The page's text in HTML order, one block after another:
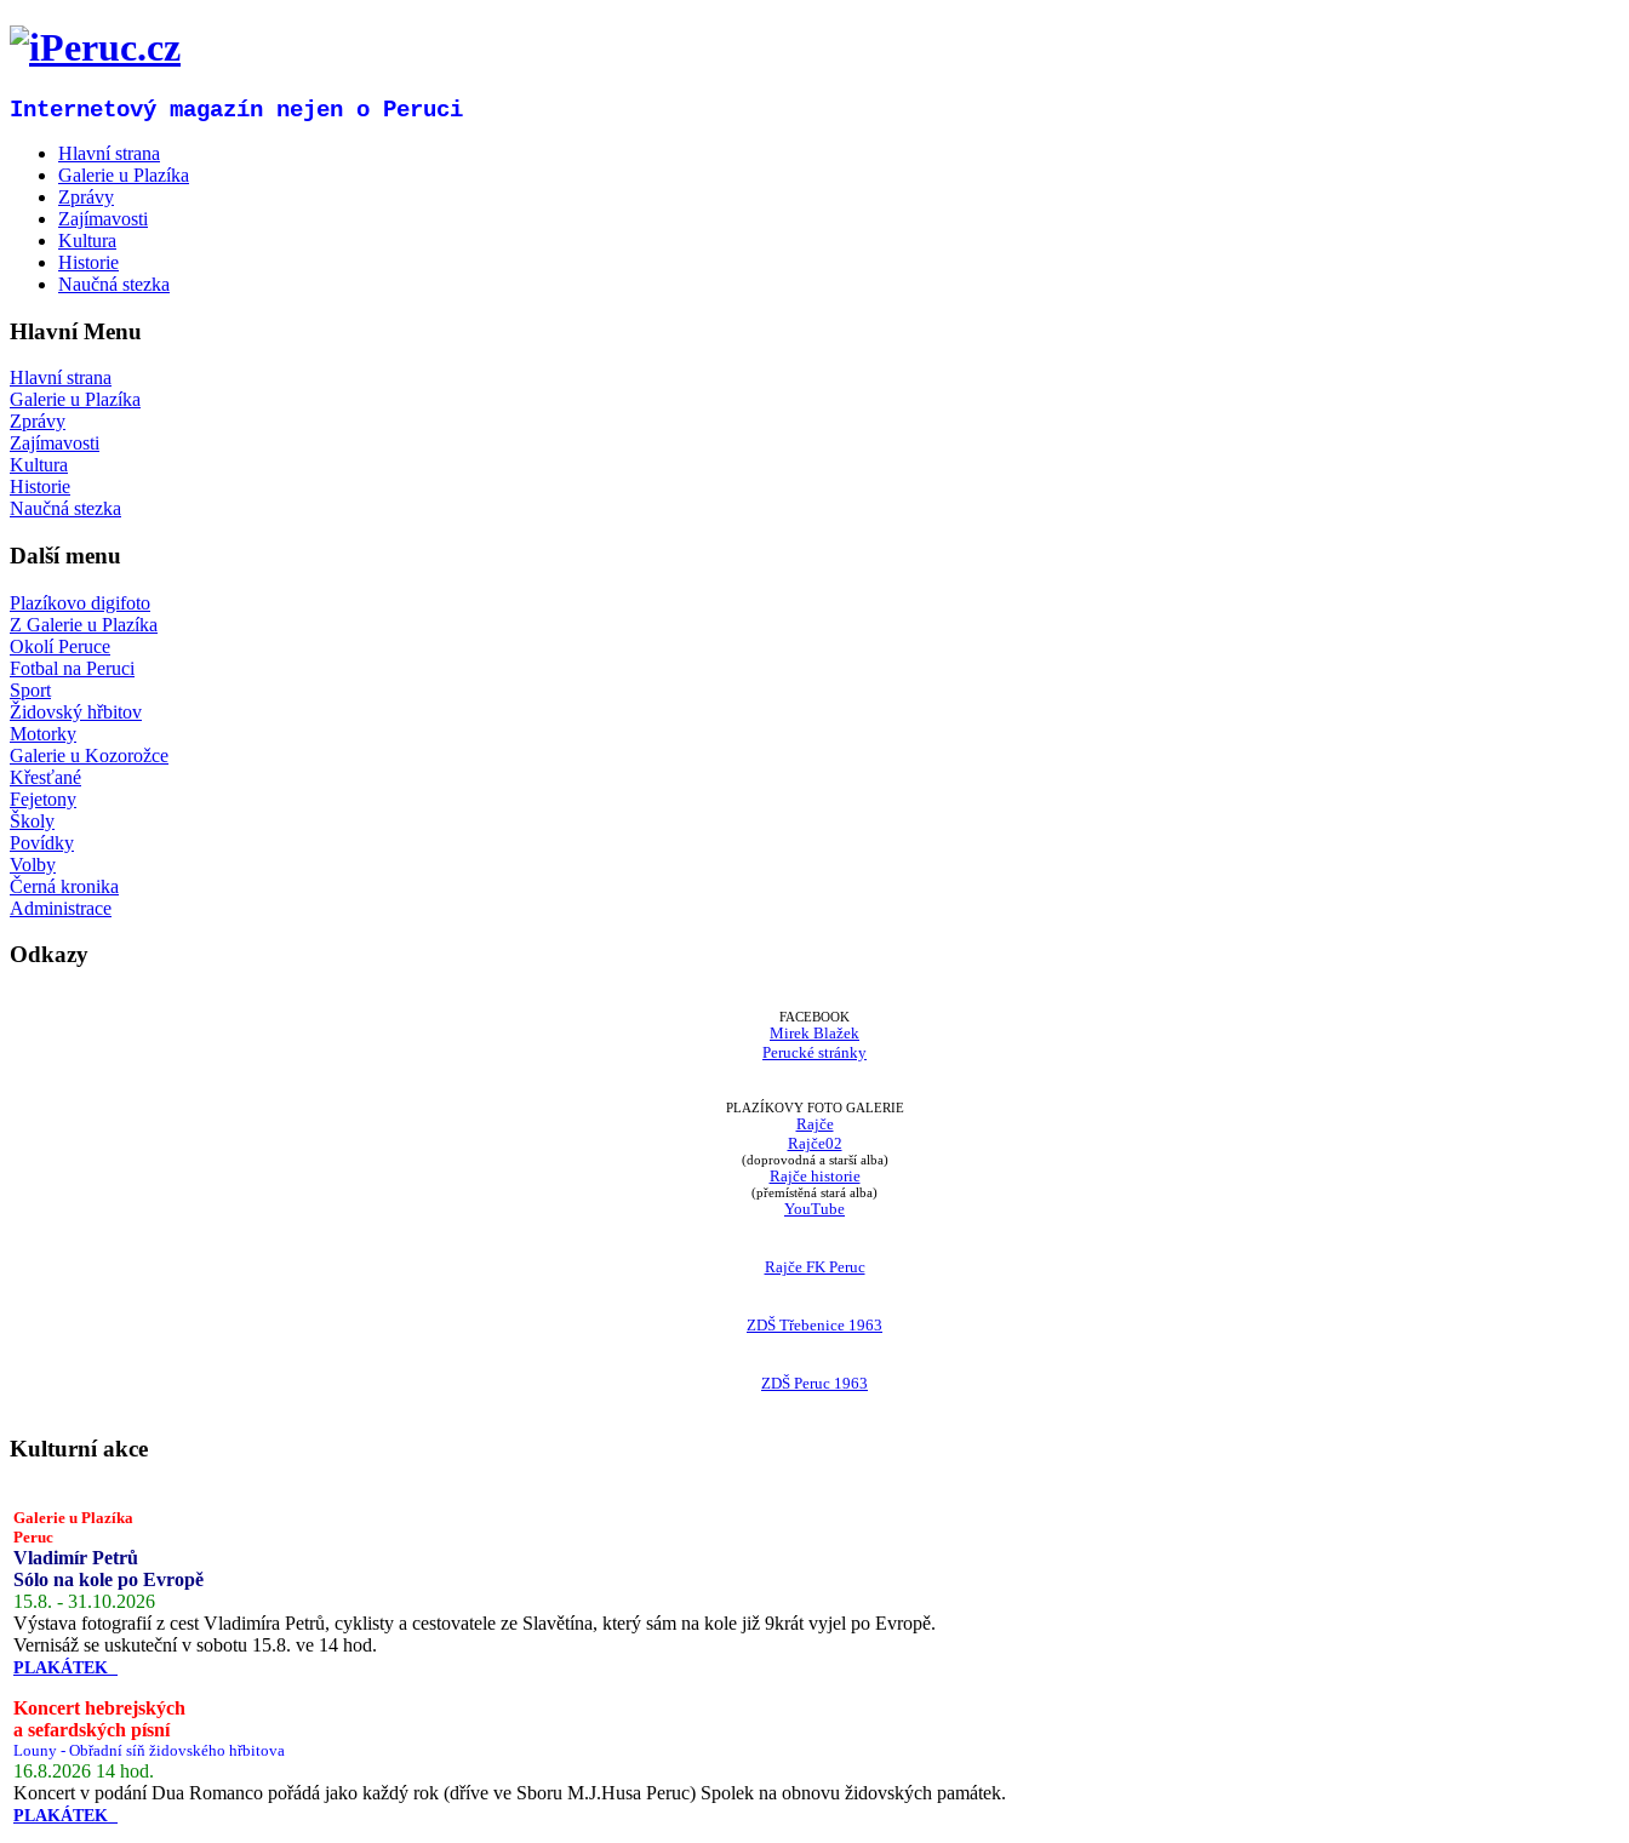
Internetový magazín nejen o Peruci
Hlavní strana
Galerie u Plazíka
Zprávy
Zajímavosti
Kultura
Historie
Naučná stezka
Hlavní Menu
Hlavní strana
Galerie u Plazíka
Zprávy
Zajímavosti
Kultura
Historie
Naučná stezka
Další menu
Plazíkovo digifoto
Z Galerie u Plazíka
Okolí Peruce
Fotbal na Peruci
Sport
Židovský hřbitov
Motorky
Galerie u Kozorožce
Křesťané
Fejetony
Školy
Povídky
Volby
Černá kronika
Administrace
Odkazy
FACEBOOK
Mirek Blažek
Perucké stránky
PLAZÍKOVY FOTO GALERIE
Rajče
Rajče02
(doprovodná a starší alba)
Rajče historie
(přemístěná stará alba)
YouTube
Rajče FK Peruc
ZDŠ Třebenice 1963
ZDŠ Peruc 1963
Kulturní akce
Galerie u Plazíka
Peruc
Vladimír Petrů
Sólo na kole po Evropě
15.8. - 31.10.2026
Výstava fotografií z cest Vladimíra Petrů, cyklisty a cestovatele ze Slavětína, který sám na kole již 9krát vyjel po Evropě.
Vernisáž se uskuteční v sobotu 15.8. ve 14 hod.
PLAKÁTEK
Koncert hebrejských
a sefardských písní
Louny - Obřadní síň židovského hřbitova
16.8.2026 14 hod.
Koncert v podání Dua Romanco pořádá jako každý rok (dříve ve Sboru M.J.Husa Peruc) Spolek na obnovu židovských památek.
PLAKÁTEK